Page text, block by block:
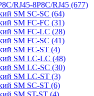
RJ45-8P8C/RJ45 (677)
SM SC-SC (64)
SM FC-FC (31)
SM FC-LC (28)
SM FC-SC (41)
SM FC-ST (4)
SM LC-LC (48)
SM LC-SC (30)
SM LC-ST (3)
SM SC-ST (6)
SM ST-ST (4)